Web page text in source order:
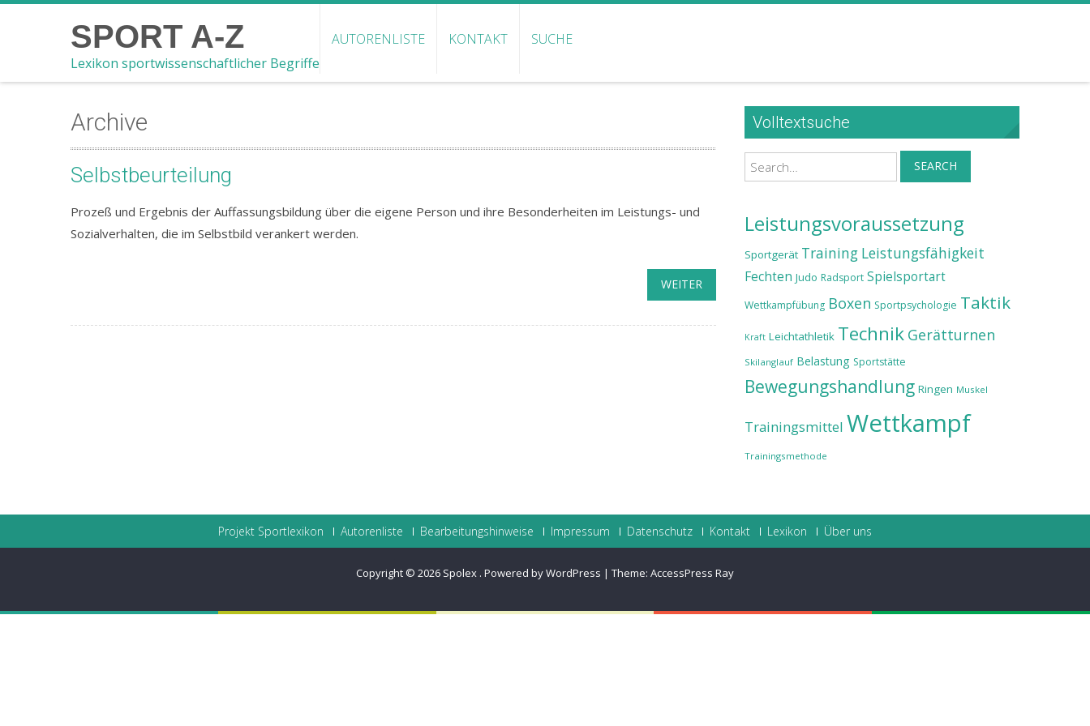
SPORT A-Z
Lexikon sportwissenschaftlicher Begriffe
AUTORENLISTE KONTAKT SUCHE
Archive
Selbstbeurteilung
Prozeß und Ergebnis der Auffassungsbildung über die eigene Person und ihre Besonderheiten im Leistungs- und
Sozialverhalten, die im Selbstbild verankert werden.
WEITER
Volltextsuche
Search SEARCH
Leistungsvoraussetzung
Sportgerät Training Leistungsfähigkeit
Fechten Judo Radsport Spielsportart
Wettkampfübung Boxen Sportpsychologie Taktik
Kraft Leichtathletik Technik Gerätturnen
Skilanglauf Belastung Sportstätte
Bewegungshandlung Ringen Muskel
Trainingsmittel Wettkampf
Trainingsmethode
Projekt Sportlexikon Autorenliste Bearbeitungshinweise Impressum Datenschutz Kontakt Lexikon Über uns
Copyright © 2026 Spolex . Powered by WordPress | Theme: AccessPress Ray